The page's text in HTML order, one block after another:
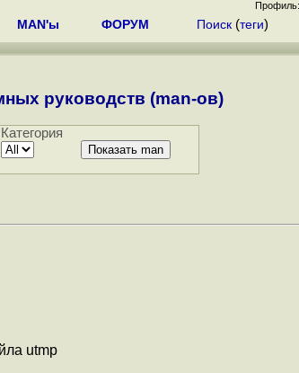
Профиль:
MAN'ы ФОРУМ Поиск (теги)
руководств (man-ов)
Категория
utmp